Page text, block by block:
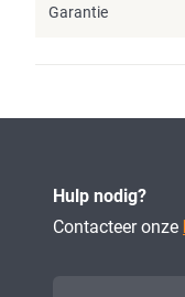
Garantie
Hulp nodig?
Contacteer onze